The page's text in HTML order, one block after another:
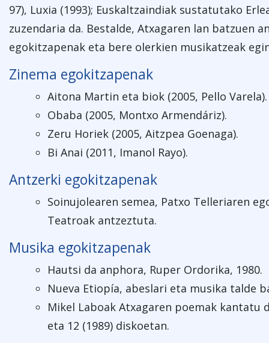
97), Luxia (1993); Euskaltzaindiak sustatutako
zuzendaria da. Bestalde, Atxagaren lan batzuen
egokitzapenak eta bere olerkien musikatzeak
Zinema egokitzapenak
Aitona Martin eta biok (2005, Pello Varela).
Obaba (2005, Montxo Armendáriz).
Zeru Horiek (2005, Aitzpea Goenaga).
Bi Anai (2011, Imanol Rayo).
Antzerki egokitzapenak
Soinujolearen semea, Patxo Telleriaren
Teatroak antzeztuta.
Musika egokitzapenak
Hautsi da anphora, Ruper Ordorika, 1980.
Nueva Etiopía, abeslari eta musika talde
Mikel Laboak Atxagaren poemak kantatu
eta 12 (1989) diskoetan.